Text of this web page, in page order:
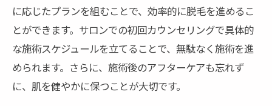
各部位別の脱毛の利点
脱毛の目的に応じた種類の選び方
部分脱毛のメリットとデメリット
全身脱毛を選ぶ際の注意点
脱毛効果を高める方法とその利点
に応じたプランを組むことで、効率的に脱毛を進めるこ
とができます。サロンでの初回カウンセリングで具体的
な施術スケジュールを立てることで、無駄なく施術を進
められます。さらに、施術後のアフターケアも忘れず
に、肌を健やかに保つことが大切です。